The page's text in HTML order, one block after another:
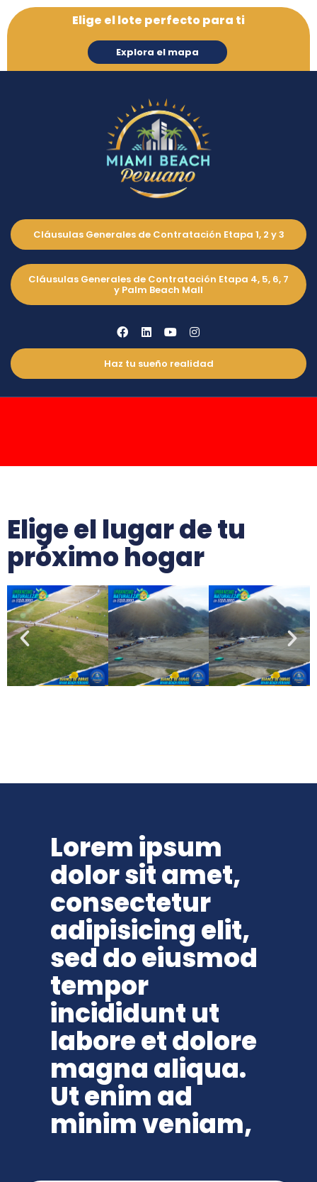
Elige el lote perfecto para ti
Explora el mapa
Cláusulas Generales de Contratación Etapa 1, 2 y 3
Cláusulas Generales de Contratación Etapa 4, 5, 6, 7
y Palm Beach Mall
Haz tu sueño realidad
Condominios
Elige el lugar de tu
próximo hogar
Lorem ipsum
dolor sit amet,
consectetur
adipisicing elit,
sed do eiusmod
tempor
incididunt ut
labore et dolore
magna aliqua.
Ut enim ad
minim veniam,